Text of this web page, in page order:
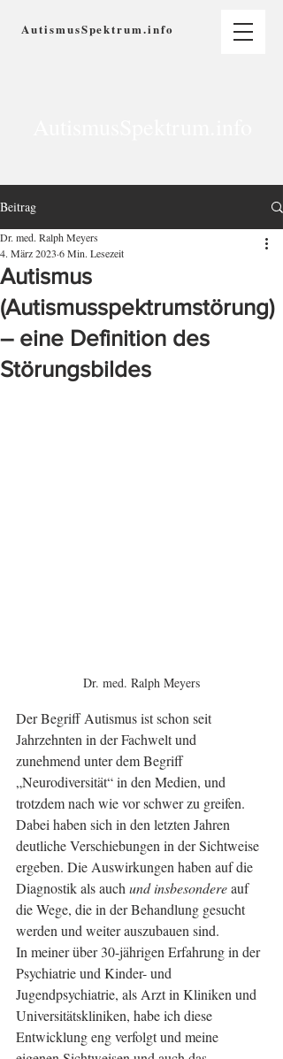
AutismusSpektrum.info
Beitrag
Autismus
(Autismusspektrumstörung)
– eine Definition des
Störungsbildes
Dr. med. Ralph Meyers
4. März 2023 6 Min. Lesezeit
Dr. med. Ralph Meyers
Der Begriff Autismus ist schon seit
Jahrzehnten in der Fachwelt und
zunehmend unter dem Begriff
„Neurodiversität“ in den Medien, und
trotzdem nach wie vor schwer zu greifen.
Dabei haben sich in den letzten Jahren
deutliche Verschiebungen in der Sichtweise
ergeben. Die Auswirkungen haben auf die
Diagnostik als auch und insbesondere auf
die Wege, die in der Behandlung gesucht
werden und weiter auszubauen sind.
In meiner über 30-jährigen Erfahrung in der
Psychiatrie und Kinder- und
Jugendpsychiatrie, als Arzt in Kliniken und
Universitätskliniken, habe ich diese
Entwicklung eng verfolgt und meine